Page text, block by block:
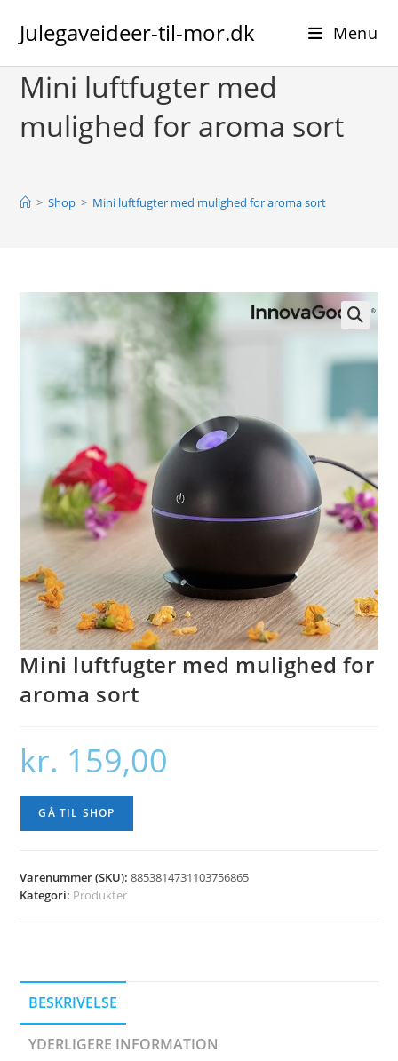
content
Julegaveideer-til-mor.dk Menu
Mini luftfugter med
mulighed for aroma sort
> Shop > Mini luftfugter med mulighed for aroma sort
Mini luftfugter med mulighed for
aroma sort
kr. 159,00
GÅ TIL SHOP
Varenummer (SKU):8853814731103756865
Kategori: Produkter
BESKRIVELSE
YDERLIGERE INFORMATION